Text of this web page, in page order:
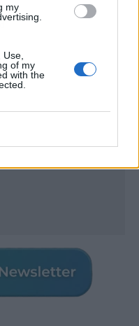
my
of my
with the